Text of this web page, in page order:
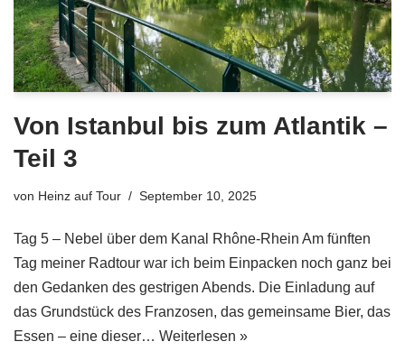
Von Istanbul bis zum Atlantik –
Teil 3
von Heinz auf Tour September 10, 2025
Tag 5 – Nebel über dem Kanal Rhône-Rhein Am fünften
Tag meiner Radtour war ich beim Einpacken noch ganz bei
den Gedanken des gestrigen Abends. Die Einladung auf
das Grundstück des Franzosen, das gemeinsame Bier, das
Essen – eine dieser… Weiterlesen »